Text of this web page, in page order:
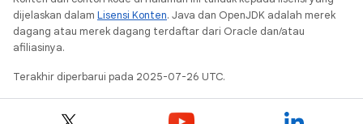
dijelaskan dalam Lisensi Konten. Java dan OpenJDK adalah merek
dagang atau merek dagang terdaftar dari Oracle dan/atau
afiliasinya.
Terakhir diperbarui pada 2025-07-26 UTC.